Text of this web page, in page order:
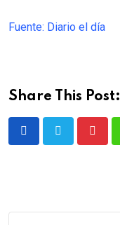
Fuente: Diario el día
Share This Post: